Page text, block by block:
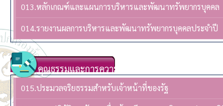
013.หลักเกณฑ์และแผนการบริหารและพัฒนาทรัพยากรบุคคล
014.รายงานผลการบริหารและพัฒนาทรัพยากรบุคคลประจําปี
คุณธรรมและการความโปร่งใส
015.ประมวลจริยธรรมสำหรับเจ้าหน้าที่ของรัฐ